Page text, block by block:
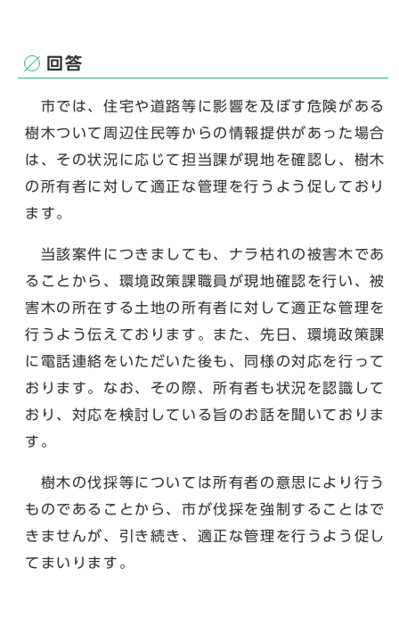
回答
市では、住宅や道路等に影響を及ぼす危険がある
樹木ついて周辺住民等からの情報提供があった場合
は、その状況に応じて担当課が現地を確認し、樹木
の所有者に対して適正な管理を行うよう促しており
ます。
当該案件につきましても、ナラ枯れの被害木であ
ることから、環境政策課職員が現地確認を行い、被
害木の所在する土地の所有者に対して適正な管理を
行うよう伝えております。また、先日、環境政策課
に電話連絡をいただいた後も、同様の対応を行って
おります。なお、その際、所有者も状況を認識して
おり、対応を検討している旨のお話を聞いておりま
す。
樹木の伐採等については所有者の意思により行う
ものであることから、市が伐採を強制することはで
きませんが、引き続き、適正な管理を行うよう促し
てまいります。